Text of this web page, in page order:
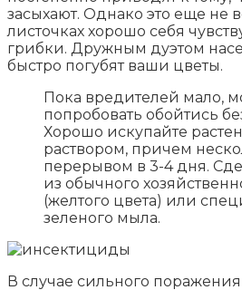
засыхают. Однако это еще не
листочках хорошо себя
грибки. Дружным дуэтом
быстро погубят ваши цветы.
Пока вредителей мало,
попробовать обойтись
Хорошо искупайте
раствором, причем
перерывом в 3-4 дня.
из обычного
(желтого цвета) или
зеленого мыла.
В случае сильного